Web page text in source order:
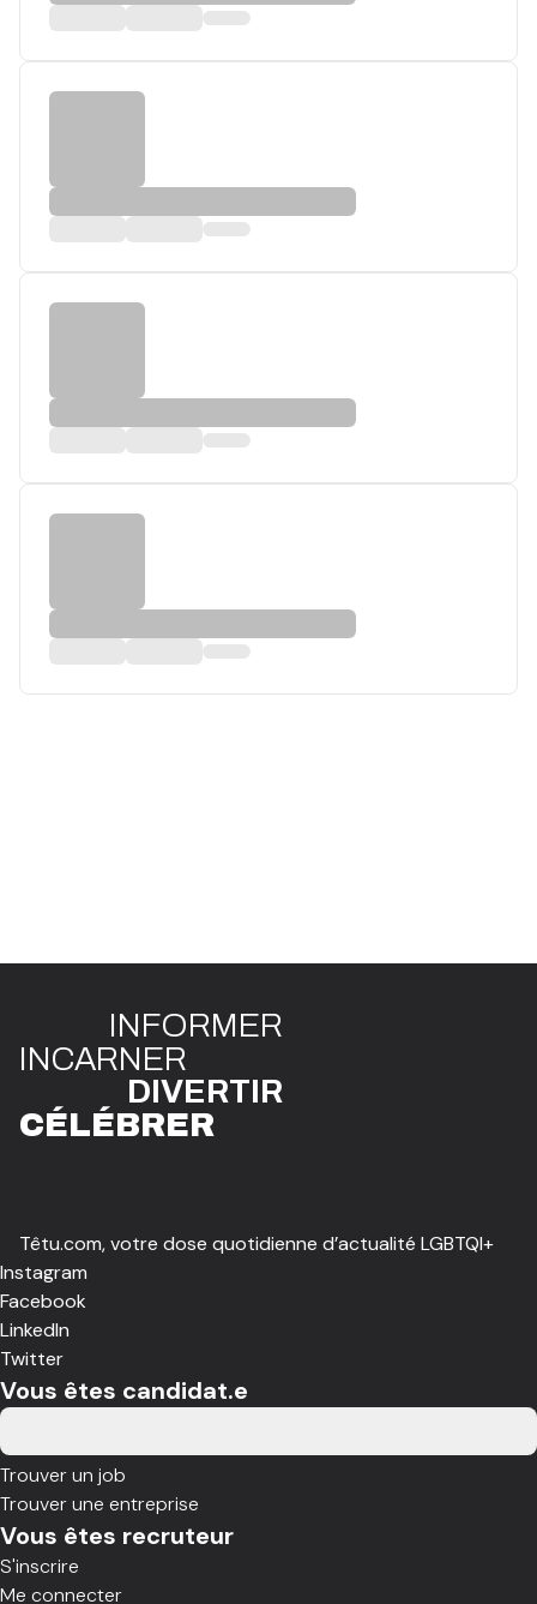
INFORMER
INCARNER
DIVERTIR
CÉLÉBRER
Têtu.com, votre dose quotidienne d’actualité LGBTQI+
Instagram
Facebook
LinkedIn
Twitter
Vous êtes candidat.e
Trouver un job
Trouver une entreprise
Vous êtes recruteur
S'inscrire
Me connecter